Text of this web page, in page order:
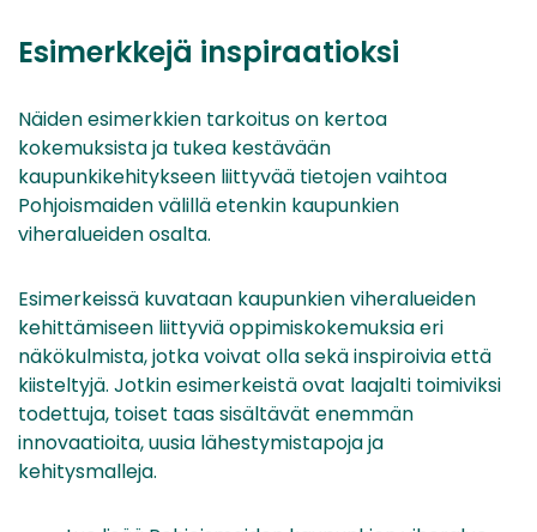
Esimerkkejä inspiraatioksi
Näiden esimerkkien tarkoitus on kertoa
kokemuksista ja tukea kestävään
kaupunkikehitykseen liittyvää tietojen vaihtoa
Pohjoismaiden välillä etenkin kaupunkien
viheralueiden osalta.
Esimerkeissä kuvataan kaupunkien viheralueiden
kehittämiseen liittyviä oppimiskokemuksia eri
näkökulmista, jotka voivat olla sekä inspiroivia että
kiisteltyjä. Jotkin esimerkeistä ovat laajalti toimiviksi
todettuja, toiset taas sisältävät enemmän
innovaatioita, uusia lähestymistapoja ja
kehitysmalleja.